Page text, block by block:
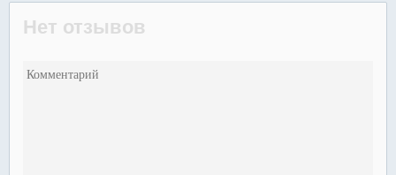
Нет отзывов